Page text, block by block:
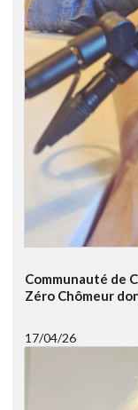
Communauté de
Zéro Chômeur
17/04/26